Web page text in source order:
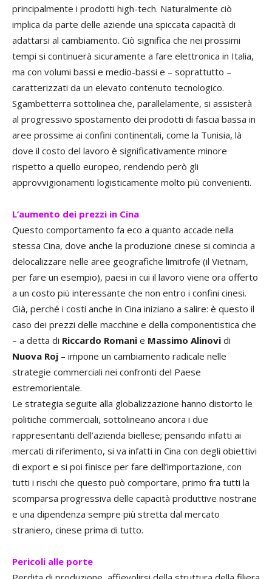
principalmente i prodotti high-tech. Naturalmente ciò
implica da parte delle aziende una spiccata capacità di
adattarsi al cambiamento. Ciò significa che nei prossimi
tempi si continuerà sicuramente a fare elettronica in Italia,
ma con volumi bassi e medio-bassi e – soprattutto –
caratterizzati da un elevato contenuto tecnologico.
Sgambetterra sottolinea che, parallelamente, si assisterà
al progressivo spostamento dei prodotti di fascia bassa in
aree prossime ai confini continentali, come la Tunisia, là
dove il costo del lavoro è significativamente minore
rispetto a quello europeo, rendendo però gli
approvvigionamenti logisticamente molto più convenienti.
L’aumento dei prezzi in Cina
Questo comportamento fa eco a quanto accade nella
stessa Cina, dove anche la produzione cinese si comincia a
delocalizzare nelle aree geografiche limitrofe (il Vietnam,
per fare un esempio), paesi in cui il lavoro viene ora offerto
a un costo più interessante che non entro i confini cinesi.
Già, perché i costi anche in Cina iniziano a salire: è questo il
caso dei prezzi delle macchine e della componentistica che
– a detta di Riccardo Romani e Massimo Alinovi di
Nuova Roj – impone un cambiamento radicale nelle
strategie commerciali nei confronti del Paese
estremorientale.
Le strategia seguite alla globalizzazione hanno distorto le
politiche commerciali, sottolineano ancora i due
rappresentanti dell’azienda biellese; pensando infatti ai
mercati di riferimento, si va infatti in Cina con degli obiettivi
di export e si poi finisce per fare dell’importazione, con
tutti i rischi che questo può comportare, primo fra tutti la
scomparsa progressiva delle capacità produttive nostrane
e una dipendenza sempre più stretta dal mercato
straniero, cinese prima di tutto.
Pericoli alle porte